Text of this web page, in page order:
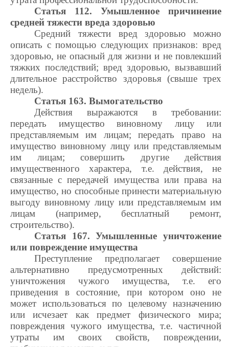
Статья 112. Умышленное причинение
средней тяжести вреда здоровью
Средний тяжести вред здоровью можно
описать с помощью следующих признаков: вред
здоровью, не опасный для жизни и не повлекший
тяжких последствий; вред здоровью, вызвавший
длительное расстройство здоровья (свыше трех
недель).
Статья 163. Вымогательство
Действия выражаются в требовании:
передать имущество виновному лицу или
представляемым им лицам; передать право на
имущество виновному лицу или представляемым
им лицам; совершить другие действия
имущественного характера, т.е. действия, не
связанные с передачей имущества или права на
имущество, но способные принести материальную
выгоду виновному лицу или представляемым им
лицам (например, бесплатный ремонт,
строительство).
Статья 167. Умышленные уничтожение
или повреждение имущества
Преступление предполагает совершение
альтернативно предусмотренных действий:
уничтожения чужого имущества, т.е. его
приведения в состояние, при котором оно не
может использоваться по целевому назначению
или исчезает как предмет физического мира;
повреждения чужого имущества, т.е. частичной
утраты им своих свойств, повреждении,